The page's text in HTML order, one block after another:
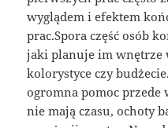
wyglądem i efektem
prac.Spora część osób
jaki planuje im wnętrze
kolorystyce czy
ogromna pomoc przede
nie mają czasu, ochoty